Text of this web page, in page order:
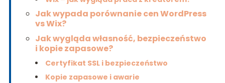
Jak wypada porównanie cen WordPress
vs Wix?
Jak wygląda własność, bezpieczeństwo
i kopie zapasowe?
Certyfikat SSL i bezpieczeństwo
Kopie zapasowe i awarie